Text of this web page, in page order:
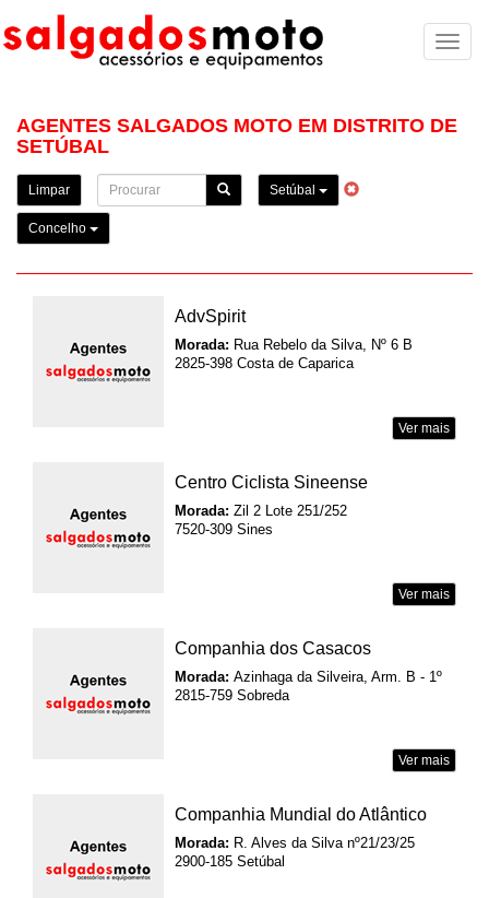
AGENTES SALGADOS MOTO EM DISTRITO DE
SETÚBAL
Limpar Setúbal
Concelho
AdvSpirit
Morada: Rua Rebelo da Silva, Nº 6 B
2825-398 Costa de Caparica
Ver mais
Centro Ciclista Sineense
Morada: Zil 2 Lote 251/252
7520-309 Sines
Ver mais
Companhia dos Casacos
Morada: Azinhaga da Silveira, Arm. B - 1º
2815-759 Sobreda
Ver mais
Companhia Mundial do Atlântico
Morada: R. Alves da Silva nº21/23/25
2900-185 Setúbal